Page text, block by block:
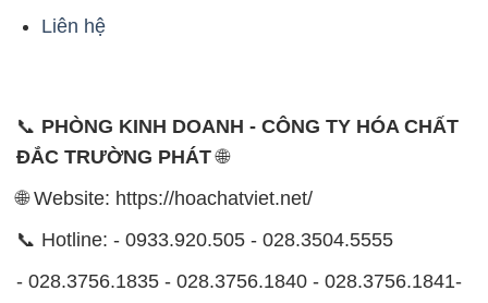
Liên hệ
📞 PHÒNG KINH DOANH - CÔNG TY HÓA CHẤT
ĐẮC TRƯỜNG PHÁT🌐
🌐 Website: https://hoachatviet.net/
📞 Hotline: - 0933.920.505 - 028.3504.5555
- 028.3756.1835 - 028.3756.1840 - 028.3756.1841-